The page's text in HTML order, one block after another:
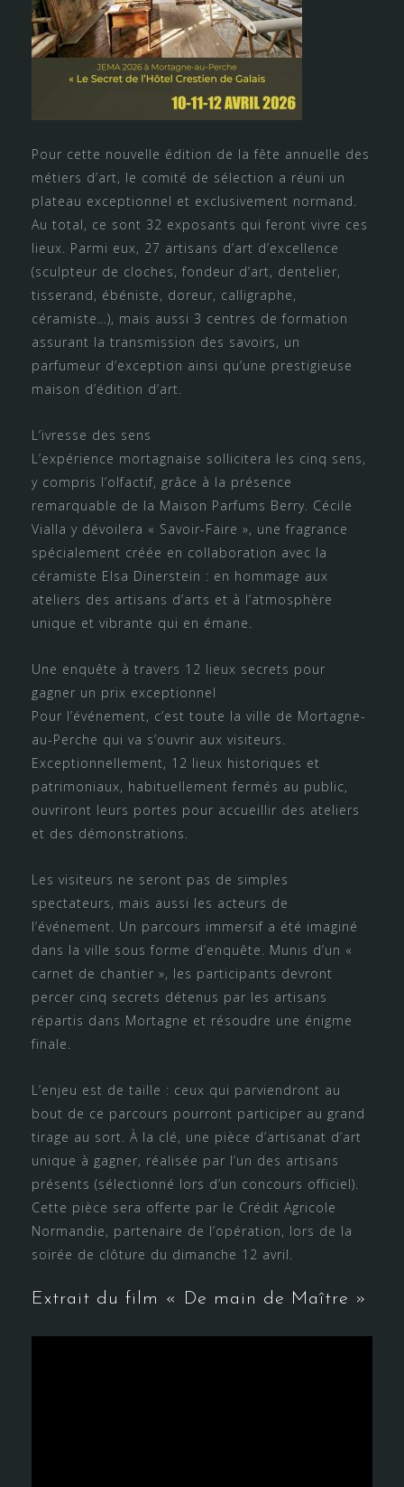
Pour cette nouvelle édition de la fête annuelle des
métiers d’art, le comité de sélection a réuni un
plateau exceptionnel et exclusivement normand.
Au total, ce sont 32 exposants qui feront vivre ces
lieux. Parmi eux, 27 artisans d’art d’excellence
(sculpteur de cloches, fondeur d’art, dentelier,
tisserand, ébéniste, doreur, calligraphe,
céramiste…), mais aussi 3 centres de formation
assurant la transmission des savoirs, un
parfumeur d’exception ainsi qu’une prestigieuse
maison d’édition d’art.
L’ivresse des sens
L’expérience mortagnaise sollicitera les cinq sens,
y compris l’olfactif, grâce à la présence
remarquable de la Maison Parfums Berry. Cécile
Vialla y dévoilera « Savoir-Faire », une fragrance
spécialement créée en collaboration avec la
céramiste Elsa Dinerstein : en hommage aux
ateliers des artisans d’arts et à l’atmosphère
unique et vibrante qui en émane.
Une enquête à travers 12 lieux secrets pour
gagner un prix exceptionnel
Pour l’événement, c’est toute la ville de Mortagne-
au-Perche qui va s’ouvrir aux visiteurs.
Exceptionnellement, 12 lieux historiques et
patrimoniaux, habituellement fermés au public,
ouvriront leurs portes pour accueillir des ateliers
et des démonstrations.
Les visiteurs ne seront pas de simples
spectateurs, mais aussi les acteurs de
l’événement. Un parcours immersif a été imaginé
dans la ville sous forme d’enquête. Munis d’un «
carnet de chantier », les participants devront
percer cinq secrets détenus par les artisans
répartis dans Mortagne et résoudre une énigme
finale.
L’enjeu est de taille : ceux qui parviendront au
bout de ce parcours pourront participer au grand
tirage au sort. À la clé, une pièce d’artisanat d’art
unique à gagner, réalisée par l’un des artisans
présents (sélectionné lors d’un concours officiel).
Cette pièce sera offerte par le Crédit Agricole
Normandie, partenaire de l’opération, lors de la
soirée de clôture du dimanche 12 avril.
Extrait du film « De main de Maître »